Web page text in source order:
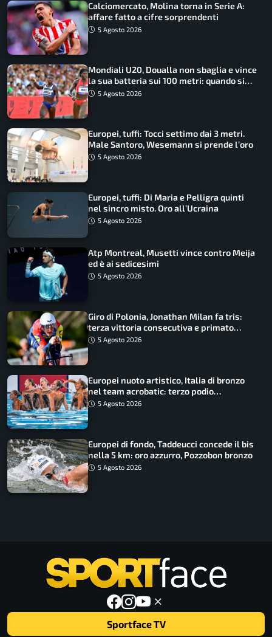
Calciomercato, Molina torna in Serie A:
affare fatto a cifre sorprendenti
5 Agosto 2026
Mondiali U20, Doualla non sbaglia e vince
la sua batteria sui 100 metri: quando si
disputano le finali
5 Agosto 2026
Europei, tuffi: Tocci settimo dai 3 metri.
Male Santoro, Wesemann si prende l’oro
5 Agosto 2026
Europei, tuffi: Di Maria e Pelligra quinti
nel sincro misto. Oro all’Ucraina
5 Agosto 2026
Atp Montreal, Musetti vince contro Meija
ed è ai sedicesimi
5 Agosto 2026
Giro di Polonia, Jonathan Milan fa tris:
terza vittoria consecutiva e primato
rafforzato
5 Agosto 2026
Europei nuoto artistico, Italia di bronzo
nel team acrobatic: terzo podio
consecutivo
5 Agosto 2026
Europei di fondo, Taddeucci concede il bis
nella 5 km: oro azzurro, Pozzobon bronzo
5 Agosto 2026
Sportface TV